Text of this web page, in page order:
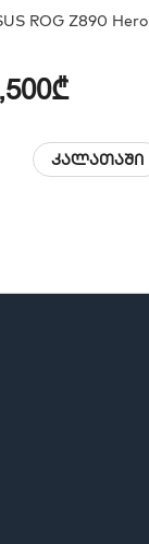
ROG Z890 Hero
კალათაში